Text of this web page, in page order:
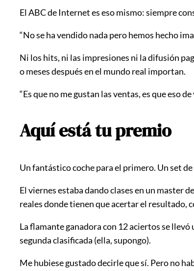
El ABC de Internet es eso mismo: siempre
“No se ha vendido nada pero hemos hecho
Ni los hits, ni las impresiones ni la difusión
o meses después en el mundo real importan.
“Es que no me gustan las ventas, es que eso
Aquí está tu premio
Un fantástico coche para el primero. Un set
El viernes estaba dando clases en un master
reales donde tienen que acertar el resultado,
La flamante ganadora con 12 aciertos se
segunda clasificada (ella, supongo).
Me hubiese gustado decirle que sí. Pero no